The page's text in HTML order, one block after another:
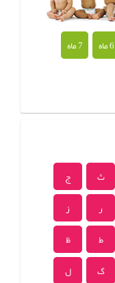
6 ماه
7 ماه
ث
ج
ر
ز
ط
ظ
گ
ل